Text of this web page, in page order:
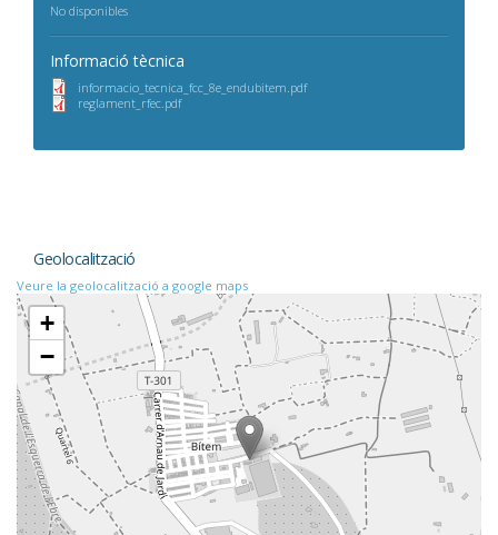
No disponibles
Informació tècnica
informacio_tecnica_fcc_8e_endubitem.pdf
reglament_rfec.pdf
Geolocalització
Veure la geolocalització a google maps
+
−